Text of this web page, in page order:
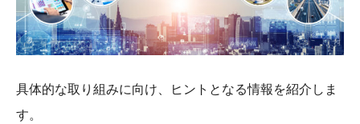
具体的な取り組みに向け、ヒントとなる情報を紹介しま
す。